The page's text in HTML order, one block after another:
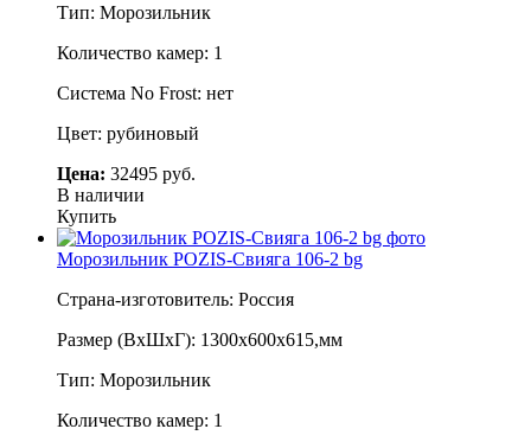
Тип: Морозильник
Количество камер: 1
Система No Frost: нет
Цвет: рубиновый
Цена: 32495 руб.
В наличии
Купить
Морозильник POZIS-Свияга 106-2 bg
Страна-изготовитель: Россия
Размер (ВхШхГ): 1300х600х615,мм
Тип: Морозильник
Количество камер: 1